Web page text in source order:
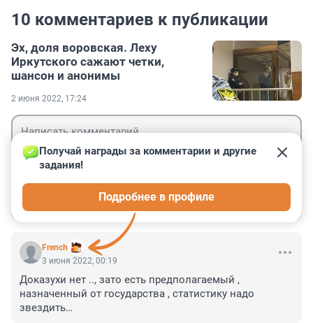
10 комментариев к публикации
Эх, доля воровская. Леху
Иркутского сажают четки,
шансон и анонимы
2 июня 2022, 17:24
French
Получай награды за комментарии и другие
задания!
Подробнее в профиле
3 июня 2022, 00:19
Доказухи нет .., зато есть предполагаемый ,
назначенный от государства , статистику надо
звездить…